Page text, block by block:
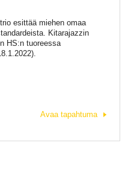
esittää miehen omaa
Kitarajazzin
HS:n tuoreessa
Avaa tapahtuma